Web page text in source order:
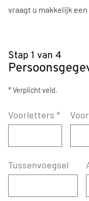
vraagt u makkelijk
Stap 1 van 4
* Verplicht veld.
Voorletters *
Tussenvoegsel